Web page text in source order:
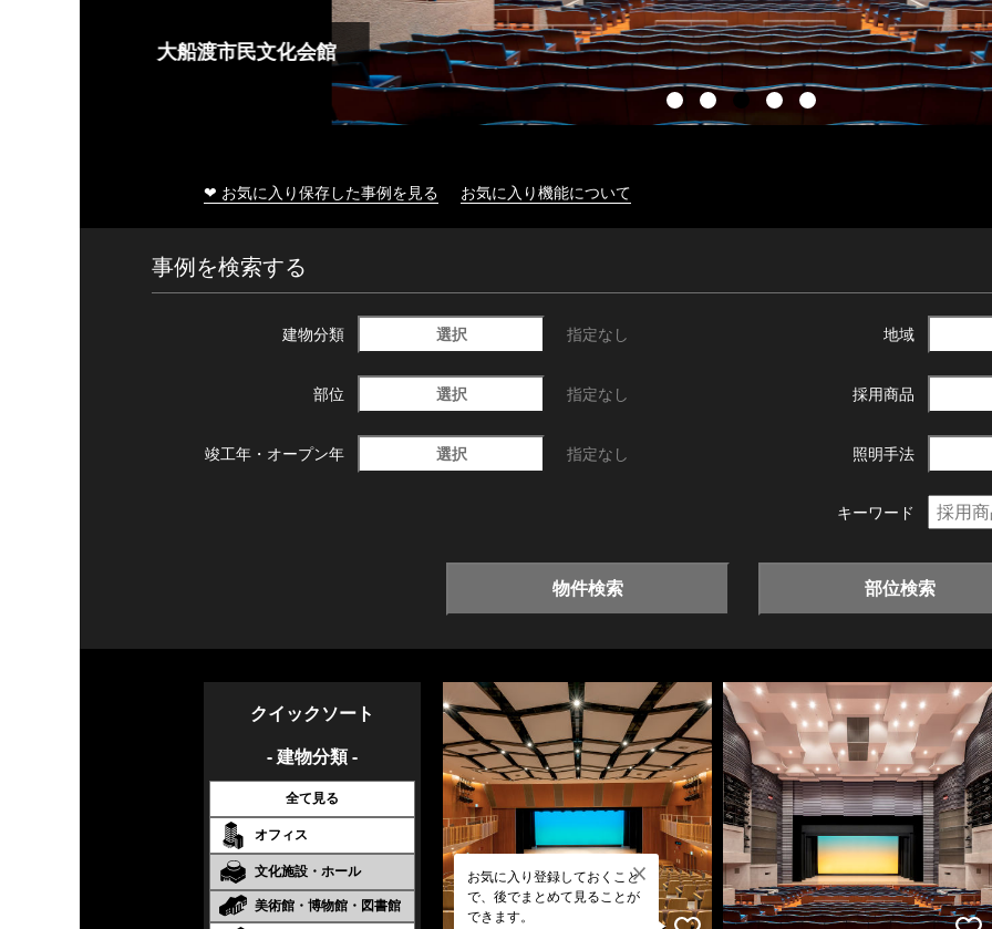
大船渡市民文化会館
❤ お気に入り保存した事例を見る お気に入り機能について
事例を検索する
建物分類 選択 指定なし 地域
部位 選択 指定なし 採用商品
竣工年・ オープン年 選択 指定なし 照明手法
キーワード
物件検索 部位検索
クイックソート
- 建物分類 -
全て見る
オフィス
文化施設・ホール
美術館・博物館・図書館
お気に入り登録しておくこと
で、後でまとめて見ることが
できます。